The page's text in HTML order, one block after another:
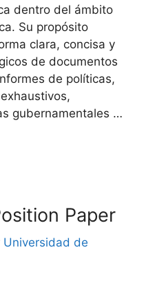
dentro del ámbito
Su propósito
clara, concisa y
de documentos
de políticas,
gubernamentales …
Paper
Universidad de